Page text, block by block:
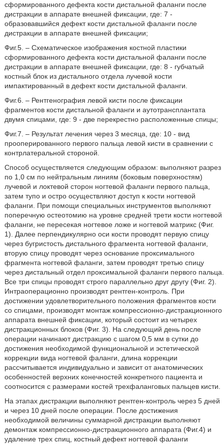
сформированного дефекта кости дистальной фаланги после
дистракции в аппарате внешней фиксации, где: 7 -
образовавшийся дефект кости дистальной фаланги после
дистракции в аппарате внешней фиксации;
Фиг.5. – Схематическое изображения костной пластики
сформированного дефекта кости дистальной фаланги после
дистракции в аппарате внешней фиксации, где: 8 - губчатый
костный блок из дистального отдела лучевой кости
импактированный в дефект кости дистальной фаланги.
Фиг.6. – Рентгенография левой кисти после фиксации
фрагментов кости дистальной фаланги и аутотрансплантата
двумя спицами, где: 9 - две перекрестно расположенные спицы;
Фиг.7. – Результат лечения через 3 месяца, где: 10 - вид
прооперированного первого пальца левой кисти в сравнении с
контрлатеральной стороной.
Способ осуществляется следующим образом: выполняют разрез
по 1,0 см по нейтральным линиям (боковым поверхностям)
лучевой и локтевой сторон ногтевой фаланги первого пальца,
затем тупо и остро осуществляют доступ к кости ногтевой
фаланги. При помощи специальных инструментов выполняют
поперечную остеотомию на уровне средней трети кости ногтевой
фаланги, не пересекая ногтевое ложе и ногтевой матрикс (Фиг.
1). Далее перпендикулярно оси кости проводят первую спицу
через бугристость дистального фрагмента ногтевой фаланги,
вторую спицу проводят через основание проксимального
фрагмента ногтевой фаланги, затем проводят третью спицу
через дистальный отдел проксимальной фаланги первого пальца.
Все три спицы проводят строго параллельно друг другу (Фиг. 2).
Интраоперационно производят рентген-контроль. При
достижении удовлетворительного положения фрагментов кости
со спицами, производят монтаж компрессионно-дистракционного
аппарата внешней фиксации, который состоит из четырех
дистракционных блоков (Фиг. 3). На следующий день после
операции начинают дистракцию с шагом 0,5 мм в сутки до
достижения необходимой функциональной и эстетической
коррекции вида ногтевой фаланги, длина коррекции
рассчитывается индивидуально и зависит от анатомических
особенностей верхних конечностей конкретного пациента и
соотносится с размерами костей трехфаланговых пальцев кисти.
На этапах дистракции выполняют рентген-контроль через 5 дней
и через 10 дней после операции. После достижения
необходимой величины суммарной дистракции выполняют
демонтаж компрессионно-дистракционного аппарата (Фиг.4) и
удаление трех спиц, костный дефект ногтевой фаланги